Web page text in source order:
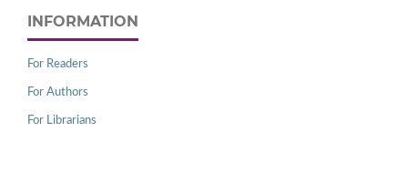
INFORMATION
For Readers
For Authors
For Librarians